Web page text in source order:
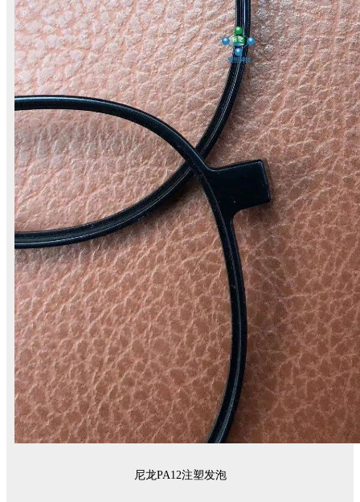
尼龙PA12注塑发泡